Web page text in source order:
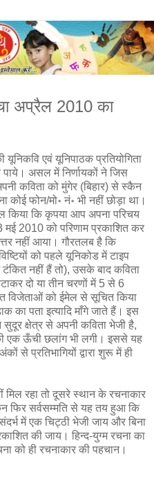
अप्रैल 2010 का
एवं यूनिपाठक प्रतियोगिता
असल में निर्णायकों ने जिस
कविता को मुंगेर (बिहार) से स्कैन
फोन/मो॰ नं॰ भी नहीं छोड़ा था।
किया कि कृपया आप अपना परिचय
2010 को परिणाम प्रकाशित कर
नहीं आया। गौरतलब है कि
को पहले यूनिकोड में टाइप
टंकित नहीं हैं तो), उसके बाद कविता
दो या तीन चरणों में 5 से 6
विजेताओं को ईमेल से सूचित किया
का पता इत्यादि माँगे जाते हैं। इस
क्षेत्र से अपनी कविता भेजी है,
एक ऊँची छलांग भी लगी। इससे यह
से प्रतिभागियों द्वारा शुरू में ही
मिल रहा तो दूसरे स्थान के रचनाकार
फिर सर्वसम्मति से यह तय हुआ कि
में एक चिट्ठी भेजी जाय और बिना
की जाय। हिन्द-युग्म रचना का
को ही रचनाकार की पहचान।